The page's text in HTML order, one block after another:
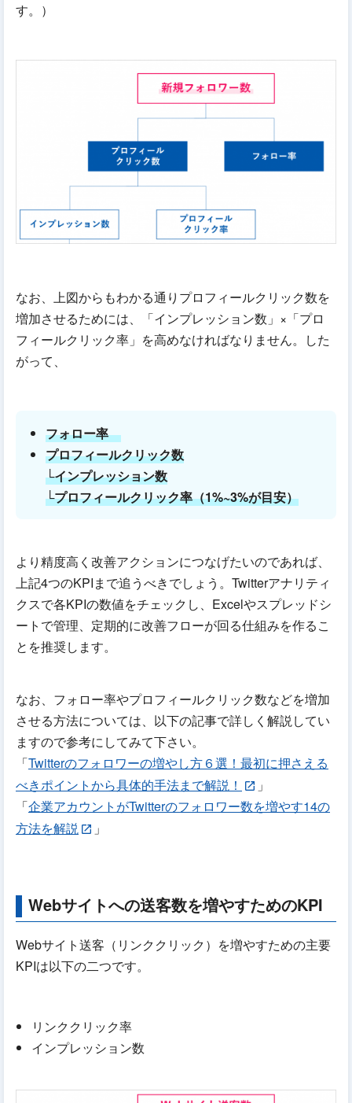
す。）
なお、上図からもわかる通りプロフィールクリック数を
増加させるためには、「インプレッション数」×「プロ
フィールクリック率」を高めなければなりません。した
がって、
フォロー率
プロフィールクリック数
└インプレッション数
└プロフィールクリック率（1%~3%が目安）
より精度高く改善アクションにつなげたいのであれば、
上記4つのKPIまで追うべきでしょう。Twitterアナリティ
クスで各KPIの数値をチェックし、Excelやスプレッドシ
ートで管理、定期的に改善フローが回る仕組みを作るこ
とを推奨します。
なお、フォロー率やプロフィールクリック数などを増加
させる方法については、以下の記事で詳しく解説してい
ますので参考にしてみて下さい。
「Twitterのフォロワーの増やし方６選！最初に押さえる
べきポイントから具体的手法まで解説！
」
「企業アカウントがTwitterのフォロワー数を増やす14の
方法を解説
」
Webサイトへの送客数を増やすためのKPI
Webサイト送客（リンククリック）を増やすための主要
KPIは以下の二つです。
リンククリック率
インプレッション数